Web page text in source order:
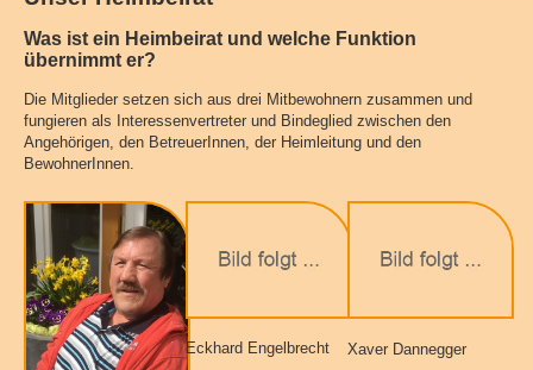
Was ist ein Heimbeirat und welche Funktion
übernimmt er?
Die Mitglieder setzen sich aus drei Mitbewohnern zusammen und
fungieren als Interessenvertreter und Bindeglied zwischen den
Angehörigen, den BetreuerInnen, der Heimleitung und den
BewohnerInnen.
Eckhard Engelbrecht Xaver Dannegger